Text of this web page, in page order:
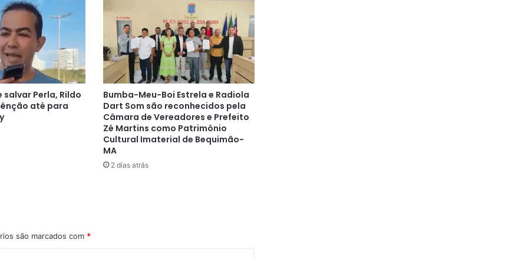
Perla, Rildo
até para
Bumba-Meu-Boi Estrela e Radiola
Dart Som são reconhecidos pela
Câmara de Vereadores e Prefeito
Zé Martins como Patrimônio
Cultural Imaterial de Bequimão-
MA
2 dias atrás
são marcados com *